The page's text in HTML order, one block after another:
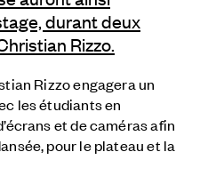
durant deux
Rizzo.
Rizzo engagera un
les étudiants en
et de caméras afin
pour le plateau et la